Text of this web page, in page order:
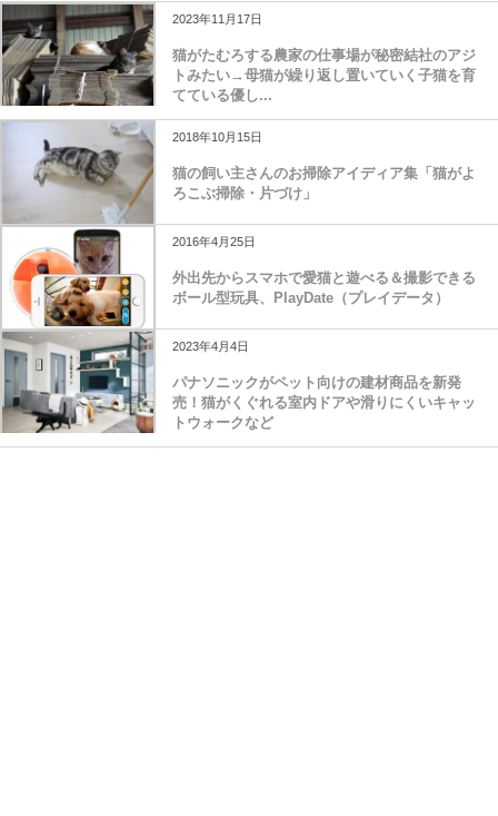
2023年11月17日
猫がたむろする農家の仕事場が秘密結社のアジ
トみたい→母猫が繰り返し置いていく子猫を育
てている優し...
2018年10月15日
猫の飼い主さんのお掃除アイディア集「猫がよ
ろこぶ掃除・片づけ」
2016年4月25日
外出先からスマホで愛猫と遊べる＆撮影できる
ボール型玩具、PlayDate（プレイデータ）
2023年4月4日
パナソニックがペット向けの建材商品を新発
売！猫がくぐれる室内ドアや滑りにくいキャッ
トウォークなど